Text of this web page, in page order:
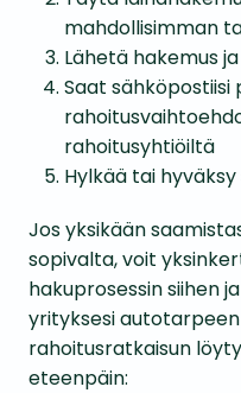
mahdollisimman
Lähetä hakemus
Saat sähköpostiisi
rahoitusyhtiöiltä
Hylkää tai
Jos yksikään
sopivalta, voit
hakuprosessin siihen
yrityksesi
rahoitusratkaisun
eteenpäin: